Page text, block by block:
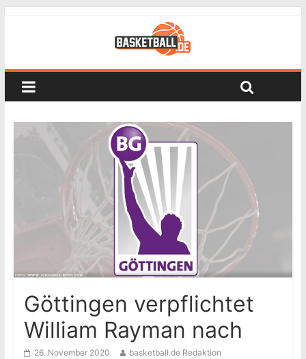
Göttingen verpflichtet
William Rayman nach
26. November 2020 basketball.de Redaktion